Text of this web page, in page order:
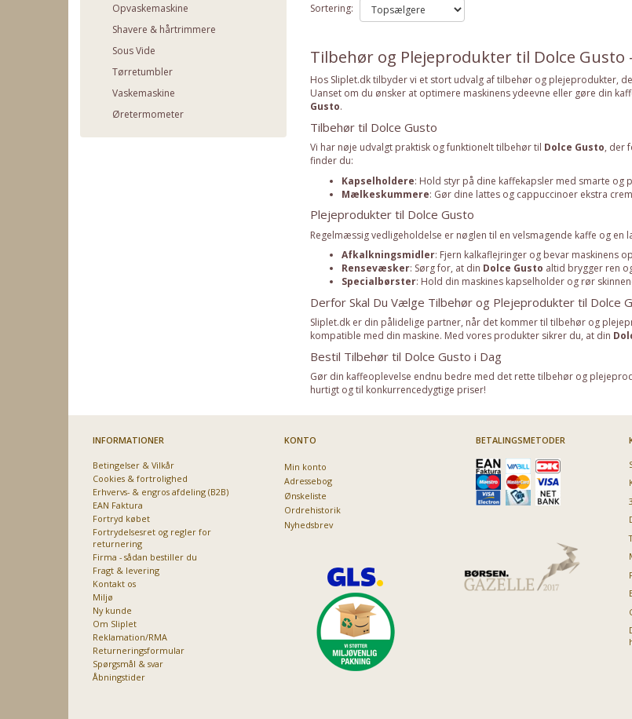
Opvaskemaskine
Shavere & hårtrimmere
Sous Vide
Tørretumbler
Vaskemaskine
Øretermometer
Sortering:
Tilbehør og Plejeprodukter til Dolce Gusto
Hos Sliplet.dk tilbyder vi et stort udvalg af tilbehør og plejeprodukter,
Uanset om du ønsker at optimere maskinens ydeevne eller gøre din
Gusto.
Tilbehør til Dolce Gusto
Vi har nøje udvalgt praktisk og funktionelt tilbehør til Dolce Gusto, der
finder du:
Kapselholdere: Hold styr på dine kaffekapsler med smarte og
Mælkeskummere: Gør dine lattes og cappuccinoer ekstra
Plejeprodukter til Dolce Gusto
Regelmæssig vedligeholdelse er nøglen til en velsmagende kaffe og en
Afkalkningsmidler: Fjern kalkaflejringer og bevar maskinens
Rensevæsker: Sørg for, at din Dolce Gusto altid brygger ren
Specialbørster: Hold din maskines kapselholder og rør
Derfor Skal Du Vælge Tilbehør og Plejeprodukter til Dolce
Sliplet.dk er din pålidelige partner, når det kommer til tilbehør og
kompatible med din maskine. Med vores produkter sikrer du, at din
Bestil Tilbehør til Dolce Gusto i Dag
Gør din kaffeoplevelse endnu bedre med det rette tilbehør og
hurtigt og til konkurrencedygtige priser!
INFORMATIONER
Betingelser & Vilkår
Cookies & fortrolighed
Erhvervs- & engros afdeling (B2B)
EAN Faktura
Fortryd købet
Fortrydelsesret og regler for
returnering
Firma - sådan bestiller du
Fragt & levering
Kontakt os
Miljø
Ny kunde
Om Sliplet
Reklamation/RMA
Returneringsformular
Spørgsmål & svar
Åbningstider
KONTO
Min konto
Adressebog
Ønskeliste
Ordrehistorik
Nyhedsbrev
BETALINGSMETODER